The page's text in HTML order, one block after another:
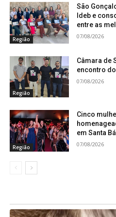
Disponíveis
A Policlínica Dr. Domingos
mais de 12
população, entre eles
muito mais. Assim, todos
no antigo Centro de
(CEM) passam a
acesso a
Região
São
Ideb e
entre as
07/08/2026
Região
Câmara de
encontro
07/08/2026
Região
Cinco
em Santa
07/08/2026